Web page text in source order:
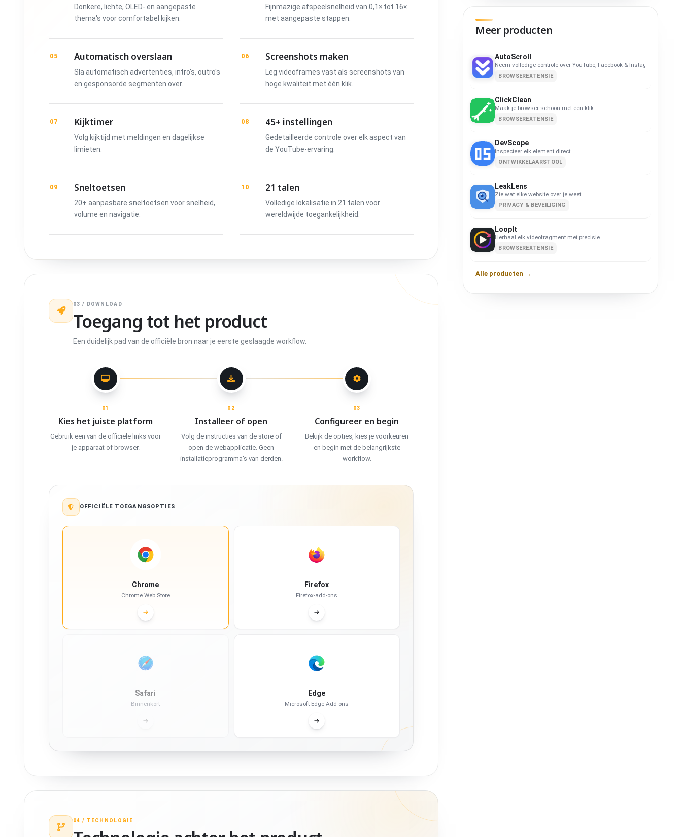
Donkere, lichte, OLED- en aangepaste
thema's voor comfortabel kijken.
Fijnmazige afspeelsnelheid van 0,1× tot 16×
met aangepaste stappen.
05 Automatisch overslaan
Sla automatisch advertenties, intro's, outro's
en gesponsorde segmenten over.
06 Screenshots maken
Leg videoframes vast als screenshots van
hoge kwaliteit met één klik.
07 Kijktimer
Volg kijktijd met meldingen en dagelijkse
limieten.
08 45+ instellingen
Gedetailleerde controle over elk aspect van
de YouTube-ervaring.
09 Sneltoetsen
20+ aanpasbare sneltoetsen voor snelheid,
volume en navigatie.
10 21 talen
Volledige lokalisatie in 21 talen voor
wereldwijde toegankelijkheid.
03 / DOWNLOAD
Toegang tot het product
Een duidelijk pad van de officiële bron naar je eerste geslaagde workflow.
01
Kies het juiste platform
Gebruik een van de officiële links voor
je apparaat of browser.
02
Installeer of open
Volg de instructies van de store of
open de webapplicatie. Geen
installatieprogramma's van derden.
03
Configureer en begin
Bekijk de opties, kies je voorkeuren
en begin met de belangrijkste
workflow.
OFFICIËLE TOEGANGSOPTIES
Chrome
Chrome Web Store
Firefox
Firefox-add-ons
Safari
Binnenkort
Edge
Microsoft Edge Add-ons
04 / TECHNOLOGIE
Meer producten
AutoScroll
Neem volledige controle over YouTube, Facebook & Instagram
BROWSEREXTENSIE
ClickClean
Maak je browser schoon met één klik
BROWSEREXTENSIE
DevScope
Inspecteer elk element direct
ONTWIKKELAARSTOOL
LeakLens
Zie wat elke website over je weet
PRIVACY & BEVEILIGING
LoopIt
Herhaal elk videofragment met precisie
BROWSEREXTENSIE
Alle producten →